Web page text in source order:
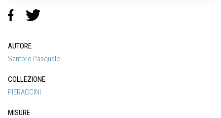
AUTORE
Santoro Pasquale
COLLEZIONE
PIERACCINI
MISURE